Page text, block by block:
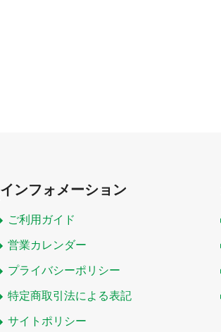
インフォメーション
ご利用ガイド
営業カレンダー
プライバシーポリシー
特定商取引法による表記
サイトポリシー